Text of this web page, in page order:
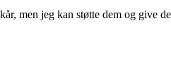
men jeg kan støtte dem og give